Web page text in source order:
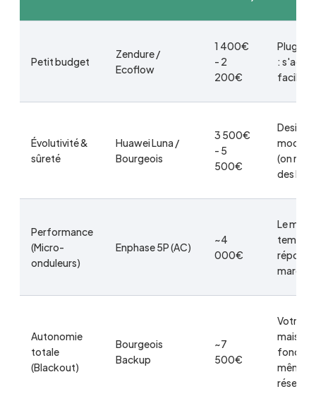
Petit budget
Zendure /
Ecoflow
1 400€
- 2
200€
Plug &
:
Évolutivité &
sûreté
Huawei Luna /
Bourgeois
3 500€
- 5
500€
Design
(on
des
Performance
(Micro-
onduleurs)
Enphase 5P (AC)
~4
000€
Le
temps
marché.
Autonomie
totale
(Blackout)
Bourgeois
Backup
~7
500€
Votre
maison
même
réseau.